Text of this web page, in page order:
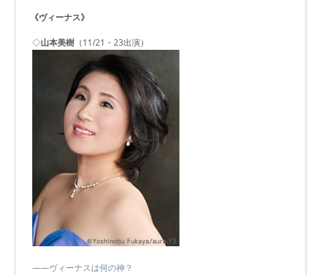
《ヴィーナス》
◇山本美樹 （11/21・23出演）
――ヴィーナスは何の神？